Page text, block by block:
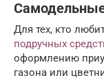
Для тех, кто
подручных
оформлению
газона или